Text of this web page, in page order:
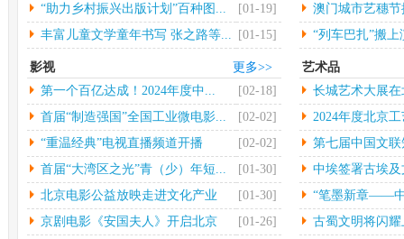
“助力乡村振兴出版计划”百种图...
[01-19]
丰富儿童文学童年书写 张之路等...
[01-15]
大...
澳门城市艺穗
“列车巴扎”搬上
更多>>
影视
第一个百亿达成！2024年度中...
[02-18]
首届“制造强国”全国工业微电影...
[02-02]
“重温经典”电视直播频道开播
[02-02]
首届“大湾区之光”青（少）年短...
[01-30]
北京电影公益放映走进文化产业
园...
[01-30]
京剧电影《安国夫人》开启北京
[01-26]
艺术品
长城艺术大展
行
2024年度北京
第七届中国文
术...
中埃签署古埃
物...
“笔墨新章——
古蜀文明将闪